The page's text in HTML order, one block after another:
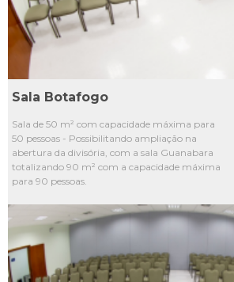
Sala Botafogo
Sala de 50 m² com capacidade máxima para
50 pessoas - Possibilitando ampliação na
abertura da divisória, com a sala Guanabara
totalizando 90 m² com a capacidade máxima
para 90 pessoas.
L2